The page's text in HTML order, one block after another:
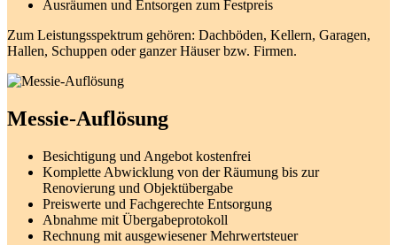
Ausräumen und Entsorgen zum Festpreis
Zum Leistungsspektrum gehören: Dachböden, Kellern, Garagen,
Hallen, Schuppen oder ganzer Häuser bzw. Firmen.
Messie-Auflösung
Besichtigung und Angebot kostenfrei
Komplette Abwicklung von der Räumung bis zur
Renovierung und Objektübergabe
Preiswerte und Fachgerechte Entsorgung
Abnahme mit Übergabeprotokoll
Rechnung mit ausgewiesener Mehrwertsteuer